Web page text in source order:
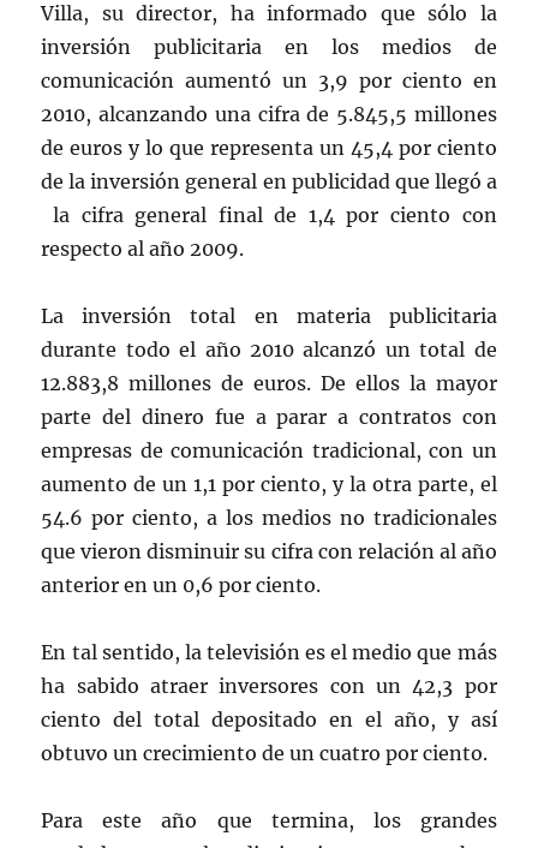
Villa, su director, ha informado que sólo la
inversión publicitaria en los medios de
comunicación aumentó un 3,9 por ciento en
2010, alcanzando una cifra de 5.845,5 millones
de euros y lo que representa un 45,4 por ciento
de la inversión general en publicidad que llegó a
la cifra general final de 1,4 por ciento con
respecto al año 2009.
La inversión total en materia publicitaria
durante todo el año 2010 alcanzó un total de
12.883,8 millones de euros. De ellos la mayor
parte del dinero fue a parar a contratos con
empresas de comunicación tradicional, con un
aumento de un 1,1 por ciento, y la otra parte, el
54.6 por ciento, a los medios no tradicionales
que vieron disminuir su cifra con relación al año
anterior en un 0,6 por ciento.
En tal sentido, la televisión es el medio que más
ha sabido atraer inversores con un 42,3 por
ciento del total depositado en el año, y así
obtuvo un crecimiento de un cuatro por ciento.
Para este año que termina, los grandes